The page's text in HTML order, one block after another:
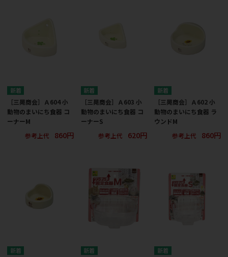
［三晃商会］Ａ604 小
動物のまいにち食器 コ
ーナーM
参考上代
860円
［三晃商会］Ａ603 小
動物のまいにち食器 コ
ーナーS
参考上代
620円
［三晃商会］Ａ602 小
動物のまいにち食器 ラ
ウンドM
参考上代
860円